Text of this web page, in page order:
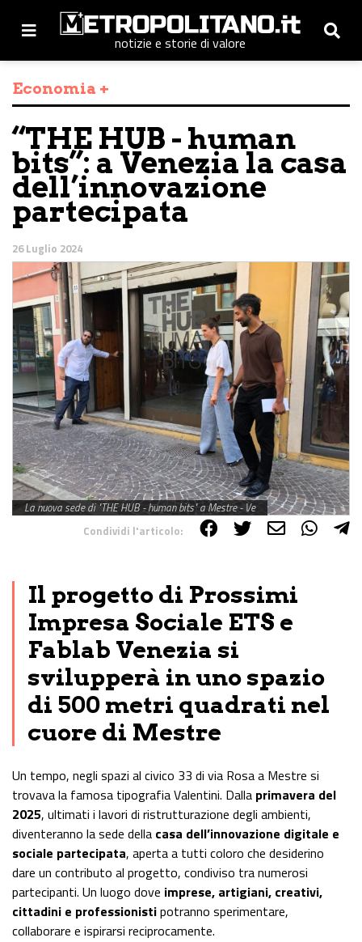
notizie e storie di valore
Economia +
“THE HUB - human
bits”: a Venezia la casa
dell’innovazione
partecipata
26 Luglio 2024
La nuova sede di "THE HUB - human bits" a Mestre - Ve
Condividi l'articolo:
Il progetto di Prossimi
Impresa Sociale ETS e
Fablab Venezia si
svilupperà in uno spazio
di 500 metri quadrati nel
cuore di Mestre
Un tempo, negli spazi al civico 33 di via Rosa a Mestre si
trovava la famosa tipografia Valentini. Dalla primavera del
2025, ultimati i lavori di ristrutturazione degli ambienti,
diventeranno la sede della casa dell’innovazione digitale e
sociale partecipata, aperta a tutti coloro che desiderino
dare un contributo al progetto, condiviso tra numerosi
partecipanti. Un luogo dove imprese, artigiani, creativi,
cittadini e professionistipotranno sperimentare,
collaborare e ispirarsi reciprocamente.